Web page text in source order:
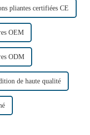
pliantes certifiées CE
OEM
ODM
de haute qualité